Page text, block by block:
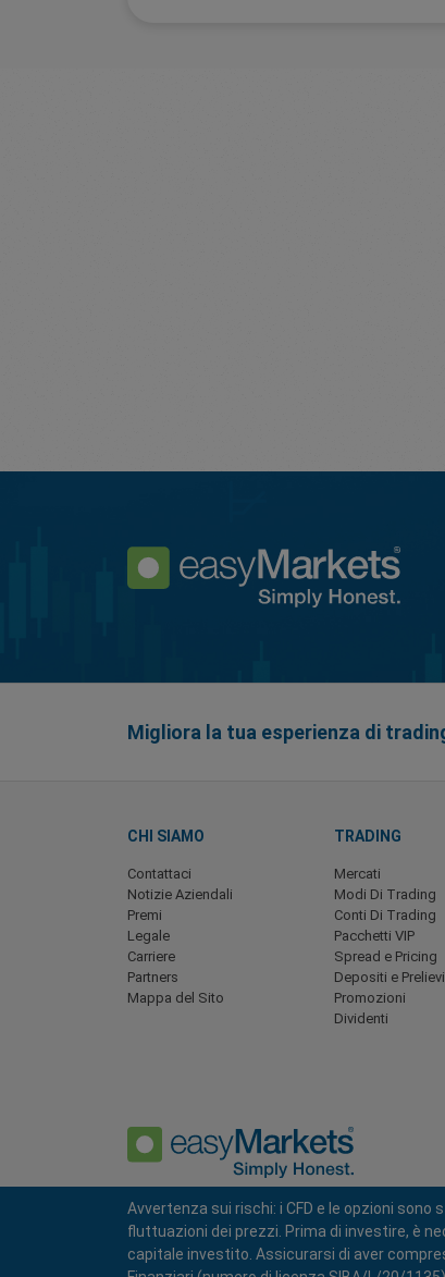
Migliora la tua esperienza di
CHI SIAMO
Contattaci
Notizie Aziendali
Premi
Legale
Carriere
Partners
Mappa del Sito
TRADING
Mercati
Modi Di Trading
Conti Di Trading
Pacchetti VIP
Spread e Pricing
Depositi e Prelievi
Promozioni
Dividenti
Politica sulla Privacy Termimi e Condizioni
Avvertenza sui rischi: i CFD e le opzioni
fluttuazioni dei prezzi. Prima di investire, è
capitale investito. Assicurarsi di aver